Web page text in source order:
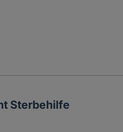
Sterbehilfe